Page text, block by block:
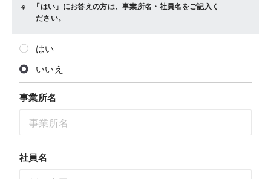
「はい」にお答えの方は、事業所名・社員名をご記入く
ださい。
はい
いいえ
事業所名
社員名